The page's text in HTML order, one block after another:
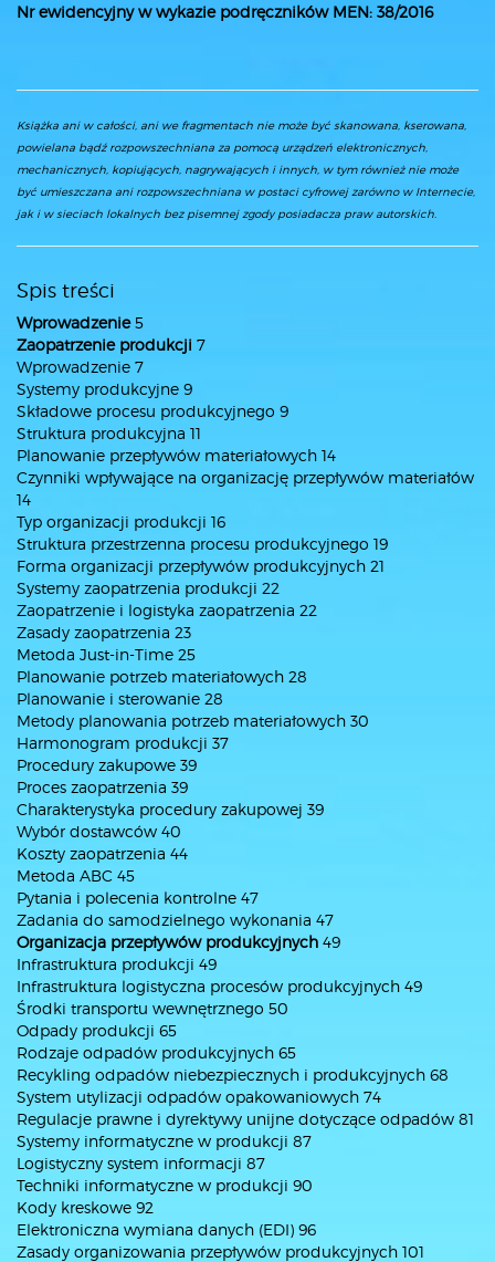
Nr ewidencyjny w wykazie podręczników MEN: 38/2016
Książka ani w całości, ani we fragmentach nie może być skanowana, kserowana,
powielana bądź rozpowszechniana za pomocą urządzeń elektronicznych,
mechanicznych, kopiujących, nagrywających i innych, w tym również nie może
być umieszczana ani rozpowszechniana w postaci cyfrowej zarówno w Internecie,
jak i w sieciach lokalnych bez pisemnej zgody posiadacza praw autorskich.
Spis treści
Wprowadzenie5
Zaopatrzenie produkcji 7
Wprowadzenie 7
Systemy produkcyjne 9
Składowe procesu produkcyjnego 9
Struktura produkcyjna 11
Planowanie przepływów materiałowych 14
Czynniki wpływające na organizację przepływów materiałów
14
Typ organizacji produkcji 16
Struktura przestrzenna procesu produkcyjnego 19
Forma organizacji przepływów produkcyjnych 21
Systemy zaopatrzenia produkcji 22
Zaopatrzenie i logistyka zaopatrzenia 22
Zasady zaopatrzenia 23
Metoda Just-in-Time 25
Planowanie potrzeb materiałowych 28
Planowanie i sterowanie 28
Metody planowania potrzeb materiałowych 30
Harmonogram produkcji 37
Procedury zakupowe 39
Proces zaopatrzenia 39
Charakterystyka procedury zakupowej 39
Wybór dostawców 40
Koszty zaopatrzenia 44
Metoda ABC 45
Pytania i polecenia kontrolne 47
Zadania do samodzielnego wykonania 47
Organizacja przepływów produkcyjnych 49
Infrastruktura produkcji 49
Infrastruktura logistyczna procesów produkcyjnych 49
Środki transportu wewnętrznego 50
Odpady produkcji 65
Rodzaje odpadów produkcyjnych 65
Recykling odpadów niebezpiecznych i produkcyjnych 68
System utylizacji odpadów opakowaniowych 74
Regulacje prawne i dyrektywy unijne dotyczące odpadów 81
Systemy informatyczne w produkcji 87
Logistyczny system informacji 87
Techniki informatyczne w produkcji 90
Kody kreskowe 92
Elektroniczna wymiana danych (EDI) 96
Zasady organizowania przepływów produkcyjnych 101